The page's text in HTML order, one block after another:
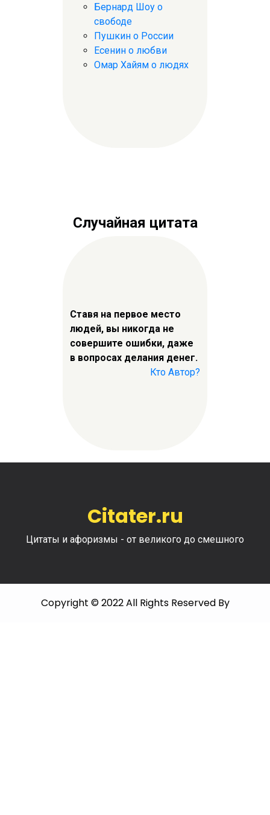
Бернард Шоу о
свободе
Пушкин о России
Есенин о любви
Омар Хайям о людях
Случайная цитата
Ставя на первое место
людей, вы никогда не
совершите ошибки, даже
в вопросах делания денег.
Кто Автор?
Citater.ru
Цитаты и афоризмы - от великого до смешного
Copyright © 2022 All Rights Reserved By